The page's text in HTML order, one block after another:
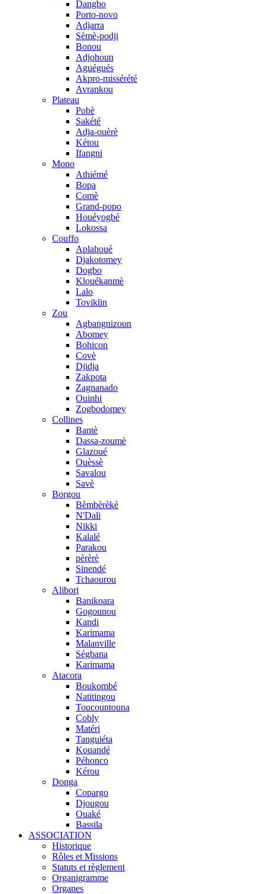
Dangbo
Porto-novo
Adjarra
Sèmè-podji
Bonou
Adjohoun
Aguégués
Akpro-missérété
Avrankou
Plateau
Pobè
Sakété
Adja-ouèrè
Kétou
Ifangni
Mono
Athiémé
Bopa
Comè
Grand-popo
Houéyogbé
Lokossa
Couffo
Aplahoué
Djakotomey
Dogbo
Klouékanmè
Lalo
Toviklin
Zou
Agbangnizoun
Abomey
Bohicon
Covè
Djidja
Zakpota
Zagnanado
Ouinhi
Zogbodomey
Collines
Bantè
Dassa-zoumè
Glazoué
Ouèssè
Savalou
Savè
Borgou
Bèmbèrèkè
N'Dali
Nikki
Kalalé
Parakou
pèrèrè
Sinendé
Tchaourou
Alibori
Banikoara
Gogounou
Kandi
Karimama
Malanville
Ségbana
Karimama
Atacora
Boukombé
Natitingou
Toucountouna
Cobly
Matéri
Tanguiéta
Kouandé
Péhonco
Kérou
Donga
Copargo
Djougou
Ouaké
Bassila
ASSOCIATION
Historique
Rôles et Missions
Statuts et règlement
Organigramme
Organes